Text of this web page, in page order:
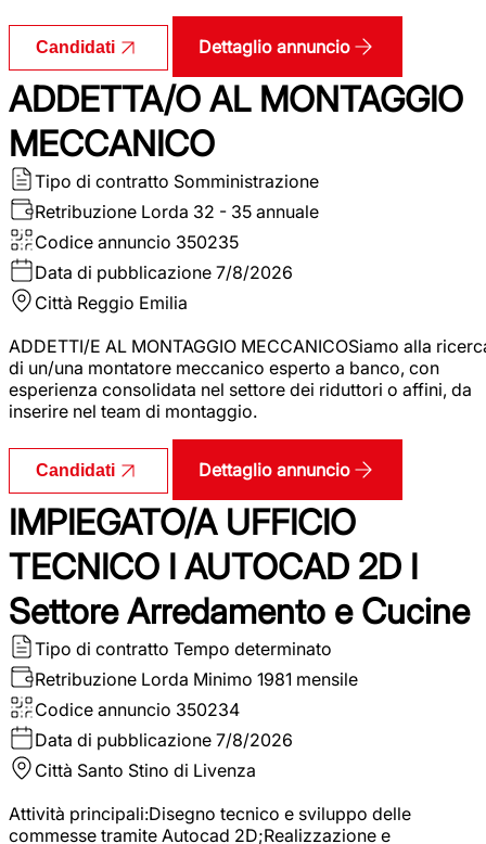
Candidati Dettaglio annuncio
ADDETTA/O AL MONTAGGIO
MECCANICO
Tipo di contratto Somministrazione
Retribuzione Lorda 32 - 35 annuale
Codice annuncio 350235
Data di pubblicazione 7/8/2026
Città Reggio Emilia
ADDETTI/E AL MONTAGGIO MECCANICOSiamo alla
di un/una montatore meccanico esperto a banco, con
esperienza consolidata nel settore dei riduttori o affini, da
inserire nel team di montaggio.
Candidati Dettaglio annuncio
IMPIEGATO/A UFFICIO
TECNICO I AUTOCAD 2D I
Settore Arredamento e Cucine
Tipo di contratto Tempo determinato
Retribuzione Lorda Minimo 1981 mensile
Codice annuncio 350234
Data di pubblicazione 7/8/2026
Città Santo Stino di Livenza
Attività principali:Disegno tecnico e sviluppo delle
commesse tramite Autocad 2D;Realizzazione e